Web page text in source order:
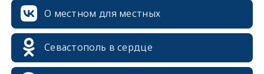
О местном для местных
Севастополь в сердце